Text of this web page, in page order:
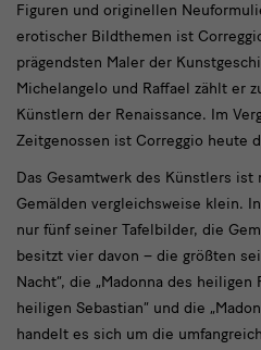
Figuren und originellen
erotischer Bildthemen ist
prägendsten Maler der
Michelangelo und Raffael zählt er
Künstlern der Renaissance. Im
Zeitgenossen ist Correggio heute
Das Gesamtwerk des Künstlers
Gemälden vergleichsweise klein.
nur fünf seiner Tafelbilder, die
besitzt vier davon – die größten
Nacht“, die „Madonna des heiligen
heiligen Sebastian“ und die
handelt es sich um die